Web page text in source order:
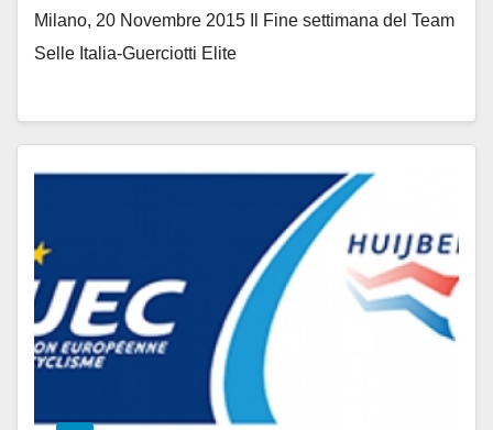
Milano, 20 Novembre 2015 Il Fine settimana del Team
Selle Italia-Guerciotti Elite